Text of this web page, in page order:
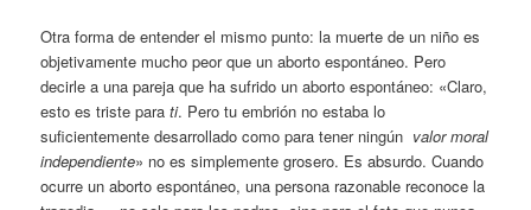
Otra forma de entender el mismo punto: la muerte de un niño es
objetivamente mucho peor que un aborto espontáneo. Pero
decirle a una pareja que ha sufrido un aborto espontáneo: «Claro,
esto es triste parati. Pero tu embrión no estaba lo
suficientemente desarrollado como para tener ningún valor moral
independiente» no es simplemente grosero. Es absurdo. Cuando
ocurre un aborto espontáneo, una persona razonable reconoce la